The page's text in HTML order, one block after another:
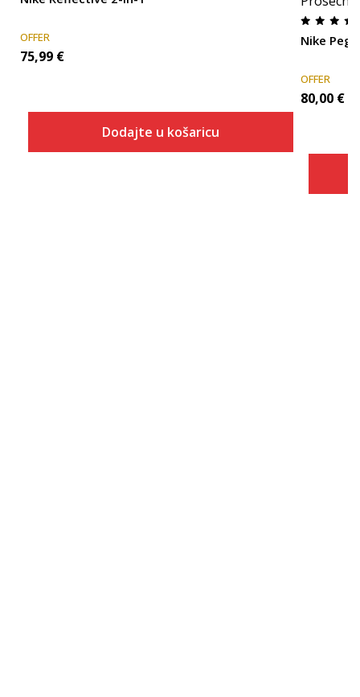
OFFER
75,99 €
Dodajte u košaricu
Nike
OFFER
80,00 €